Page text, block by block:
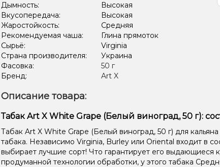
Дымность:
Высокая
Вкусопередача:
Высокая
Жаростойкость:
Средняя
Рекомендуемая чаша:
Глина прямоток
Сырьё:
Virginia
Страна производителя:
Украина
Фасовка:
50 г
Бренд:
Art X
Описание товара:
Табак Art X White Grape (Белый виноград, 50 г):
Табак Art X White Grape (Белый виноград, 50 г) для
табака. Независимо Virginia, Burley или Oriental входит в
выбирает лучшие сорт! Что гарантирует его выдающиеся
продуманной технологии обработки, у этого табака